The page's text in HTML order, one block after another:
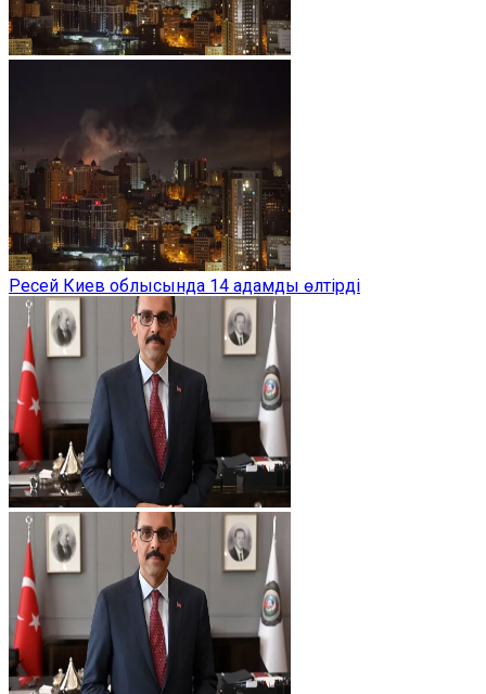
Ресей Киев облысында 14 адамды өлтірді